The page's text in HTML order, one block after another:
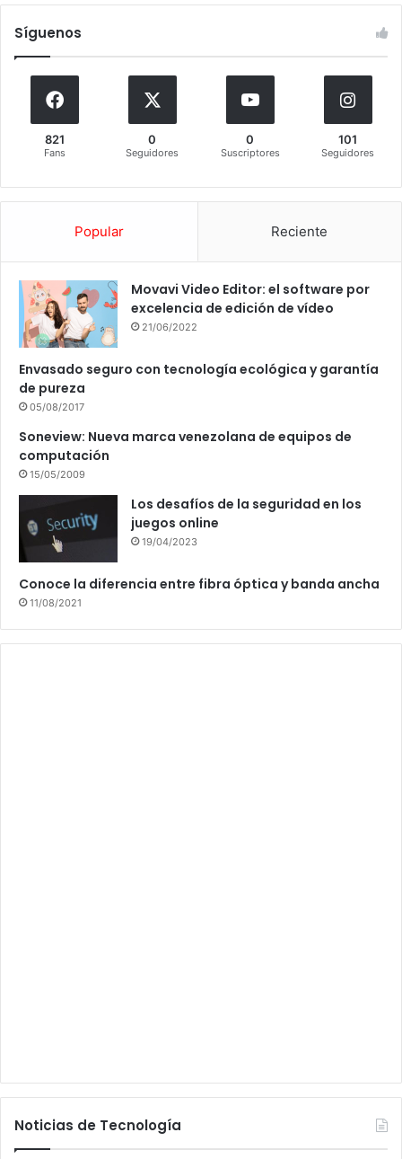
Síguenos
821
Fans
0
Seguidores
0
Suscriptores
101
Seguidores
Popular Reciente
Movavi Video Editor: el software por
excelencia de edición de vídeo
21/06/2022
Envasado seguro con tecnología ecológica y garantía
de pureza
05/08/2017
Soneview: Nueva marca venezolana de equipos de
computación
15/05/2009
Los desafíos de la seguridad en los
juegos online
19/04/2023
Conoce la diferencia entre fibra óptica y banda ancha
11/08/2021
Noticias de Tecnología